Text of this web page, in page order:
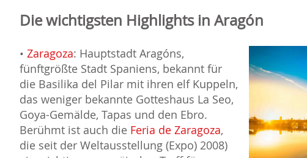
Die wichtigsten Highlights in Aragón
• Zaragoza: Hauptstadt Aragóns,
fünftgrößte Stadt Spaniens, bekannt für
die Basilika del Pilar mit ihren elf Kuppeln,
das weniger bekannte Gotteshaus La Seo,
Goya-Gemälde, Tapas und den Ebro.
Berühmt ist auch die Feria de Zaragoza,
die seit der Weltausstellung (Expo) 2008)